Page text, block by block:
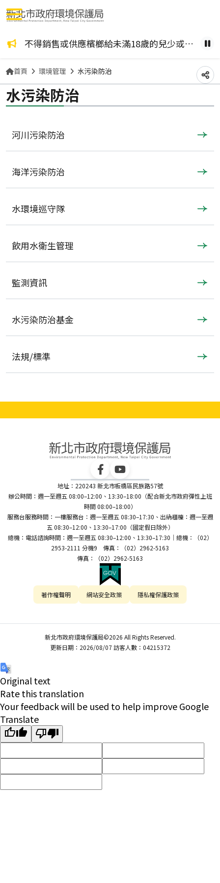
咖啡檳榔、檳榔糖葫蘆？ 檳榔不管加了什麼風味，都是致癌物！請拒絕嚼食。 不得銷售或供應檳榔給未滿18歲的兒少或孕婦。 健暫
選單按鈕
首頁 環境管理 水污染防治
分
水污染防治
河川污染防治
海洋污染防治
水環境巡守隊
飲用水衛生管理
監測資訊
水污染防治基金
法規/標準
地址：220243 新北市板橋區民族路57號
辦公時間：週一至週五 08:00–12:00、13:30–18:00（配合新北市政府彈性上班
時間 08:00–18:00）
服務台服務時間：一樓服務台：週一至週五 08:30–17:30、出納櫃檯：週一至週
五 08:30–12:00、13:30–17:00（國定假日除外）
總機：電話諮詢時間：週一至週五 08:30–12:00、13:30–17:30｜總機：（02）
2953-2111 分機9 傳真：（02）2962-5163
傳真：（02）2962-5163
著作權聲明 網站安全政策 隱私權保護政策
新北市政府環境保護局©2026 All Rights Reserved.
更新日期：2026/08/07 訪客人數：04215372
Original text
Rate this translation
Your feedback will be used to help improve Google
Translate